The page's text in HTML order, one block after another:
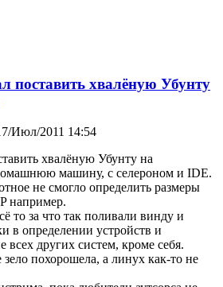
поставить хвалёную Убунту
Июл/2011 14:54
хвалёную Убунту на
машину, с селероном и IDE.
не смогло определить размеры
например.
то за что так поливали винду и
определении устройств и
всех других систем, кроме себя.
похорошела, а линух как-то не